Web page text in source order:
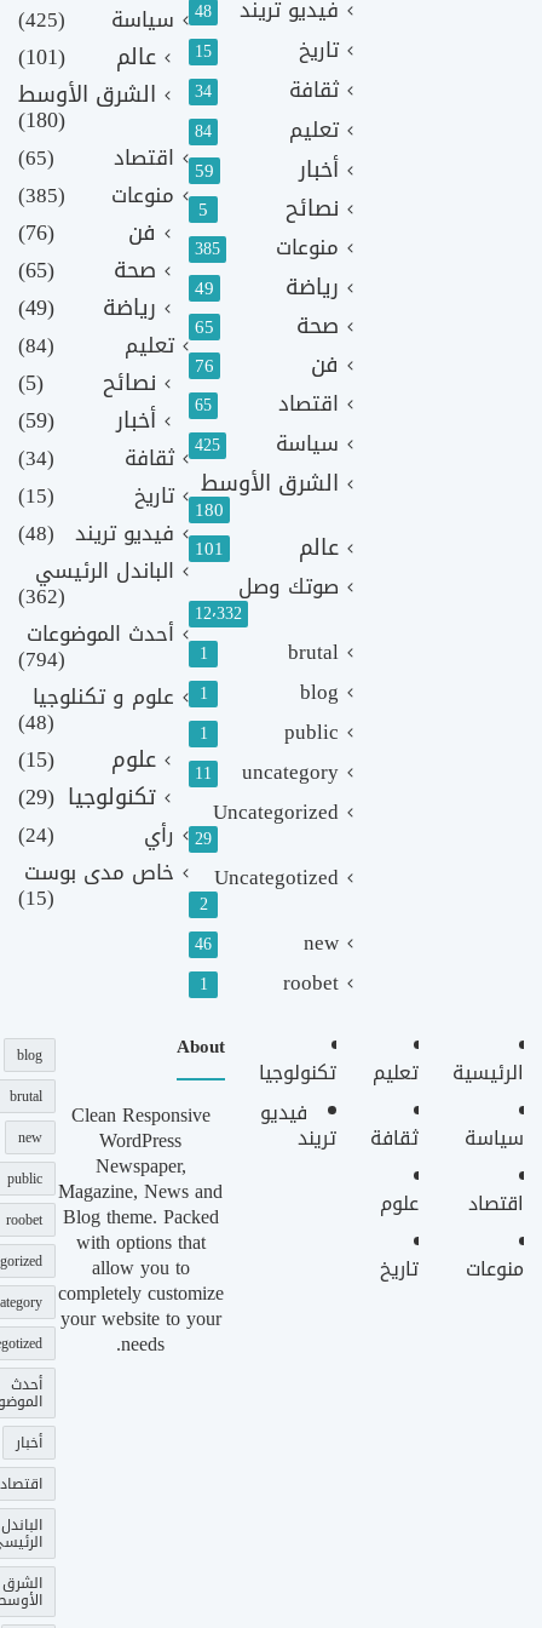
فيديو تريند 48
تاريخ 15
ثقافة 34
تعليم 84
أخبار 59
نصائح 5
منوعات 385
رياضة 49
صحة 65
فن 76
اقتصاد 65
سياسة 425
الشرق الأوسط
180
عالم 101
صوتك وصل
12٬332
brutal
1
blog
1
public
1
uncategory
11
Uncategorized
29
Uncategotized
2
new
46
roobet
1
سياسة
(425)
عالم
(101)
الشرق الأوسط
(180)
اقتصاد
(65)
منوعات
(385)
فن
(76)
صحة
(65)
رياضة
(49)
تعليم (84)
نصائح
(5)
أخبار
(59)
ثقافة
(34)
تاريخ
(15)
فيديو تريند (48)
الباندل الرئيسي
(362)
أحدث الموضوعات
(794)
علوم و تكنلوجيا
(48)
علوم
(15)
تكنولوجيا (29)
رأي
(24)
خاص مدى بوست
(15)
الرئيسية
سياسة
اقتصاد
منوعات
تعليم
ثقافة
علوم
تاريخ
تكنولوجيا
فيديو
تريند
About
Clean Responsive
WordPress
Newspaper,
Magazine, News and
Blog theme. Packed
with options that
allow you to
completely customize
your website to your
needs.
blog
brutal
new
public
roobet
أحدث
أخبار
اقتصاد
الباندل
الشرق